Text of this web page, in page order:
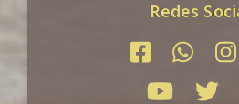
Redes